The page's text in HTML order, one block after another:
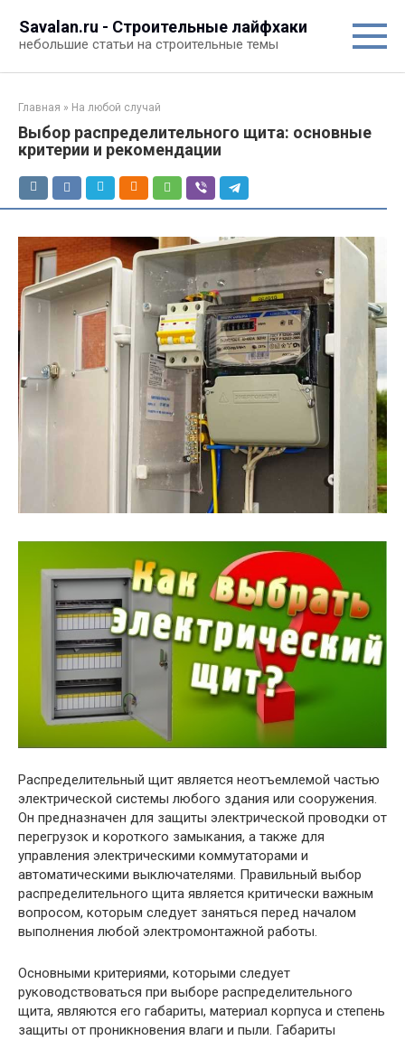
контенту
Savalan.ru - Строительные лайфхаки
небольшие статьи на строительные темы
Главная » На любой случай
Выбор распределительного щита: основные
критерии и рекомендации
Распределительный щит является неотъемлемой частью
электрической системы любого здания или сооружения.
Он предназначен для защиты электрической проводки от
перегрузок и короткого замыкания, а также для
управления электрическими коммутаторами и
автоматическими выключателями. Правильный выбор
распределительного щита является критически важным
вопросом, которым следует заняться перед началом
выполнения любой электромонтажной работы.
Основными критериями, которыми следует
руководствоваться при выборе распределительного
щита, являются его габариты, материал корпуса и степень
защиты от проникновения влаги и пыли. Габариты